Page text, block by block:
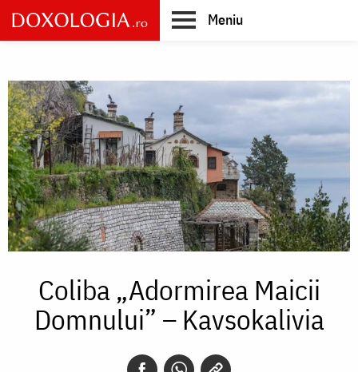
Skip
to
main
Meniu
Coliba „Adormirea Maicii
Domnului” – Kavsokalivia